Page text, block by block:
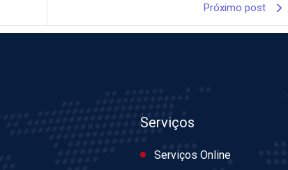
Próximo post
Serviços
Serviços Online